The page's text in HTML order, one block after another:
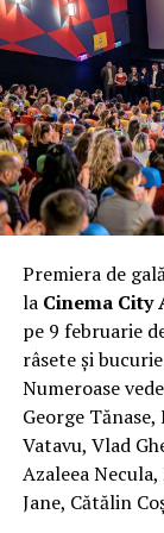
40 km/h. Nu s-
încât nu a mai
fier vechi a
vorbim despre
funcționalitate
nuanțe
Aluminiul e
când cineva
Densitatea
de circa 7,8 g/
identic,
oțelului. Pentru
demontează
Premiera de
la Cinema City
pe 9 februarie
râsete și
Numeroase
George
Vatavu, Vlad
Azaleea
Jane, Cătălin